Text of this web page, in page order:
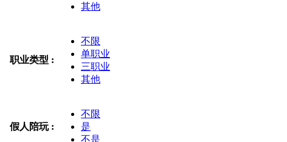
其他
职业类型 :
不限
单职业
三职业
其他
假人陪玩 :
不限
是
不是